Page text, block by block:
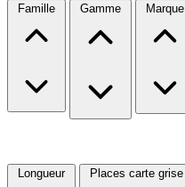
Famille Gamme Marque
Longueur Places carte grise